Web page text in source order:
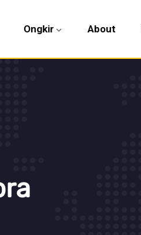
Ongkir About